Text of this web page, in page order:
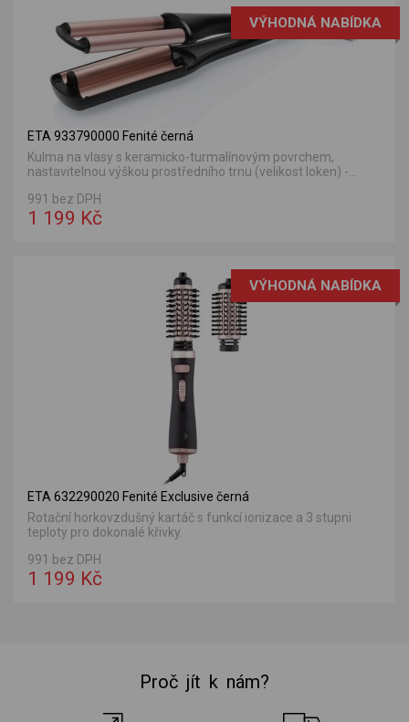
VÝHODNÁ NABÍDKA
ETA 933790000 Fenité černá
Kulma na vlasy s keramicko-turmalínovým povrchem,
nastavitelnou výškou prostředního trnu (velikost loken) -...
991 bez DPH
1 199 Kč
VÝHODNÁ NABÍDKA
ETA 632290020 Fenité Exclusive černá
Rotační horkovzdušný kartáč s funkcí ionizace a 3 stupni
teploty pro dokonalé křivky.
991 bez DPH
1 199 Kč
Proč jít k nám?